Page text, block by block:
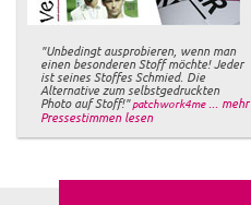
"Unbedingt ausprobieren, wenn man
einen besonderen Stoff möchte! Jeder
ist seines Stoffes Schmied. Die
Alternative zum selbstgedruckten
Photo auf Stoff!"patchwork4me ... mehr
Pressestimmen lesen